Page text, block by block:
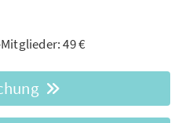
49 €